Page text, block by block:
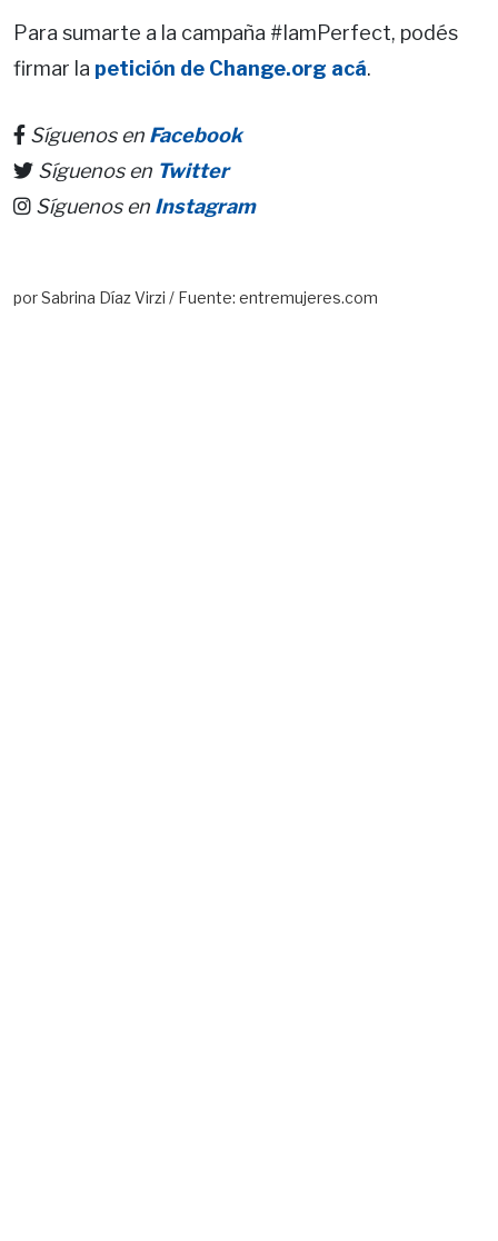
Para sumarte a la campaña #IamPerfect, podés
firmar la petición de Change.org acá.
Síguenos en Facebook
Síguenos en Twitter
Síguenos en Instagram
por Sabrina Díaz Virzi / Fuente: entremujeres.com